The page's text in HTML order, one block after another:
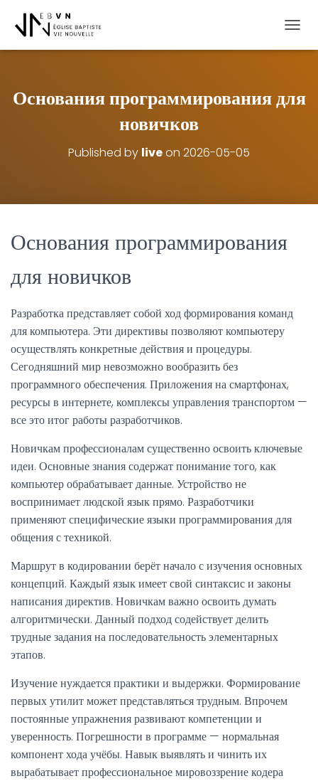
Основания программирования для
новичков
Published by liveon 2026-05-05
Основания программирования
для новичков
Разработка представляет собой ход формирования команд
для компьютера. Эти директивы позволяют компьютеру
осуществлять конкретные действия и процедуры.
Сегодняшний мир невозможно вообразить без
программного обеспечения. Приложения на смартфонах,
ресурсы в интернете, комплексы управления транспортом —
все это итог работы разработчиков.
Новичкам профессионалам существенно освоить ключевые
идеи. Основные знания содержат понимание того, как
компьютер обрабатывает данные. Устройство не
воспринимает людской язык прямо. Разработчики
применяют специфические языки программирования для
общения с техникой.
Маршрут в кодировании берёт начало с изучения основных
концепций. Каждый язык имеет свой синтаксис и законы
написания директив. Новичкам важно освоить думать
алгоритмически. Данный подход содействует делить
трудные задания на последовательность элементарных
этапов.
Изучение нуждается практики и выдержки. Формирование
первых утилит может представляться трудным. Впрочем
постоянные упражнения развивают компетенции и
уверенность. Погрешности в программе — нормальная
компонент хода учёбы. Навык выявлять и чинить их
вырабатывает профессиональное мировоззрение кодера